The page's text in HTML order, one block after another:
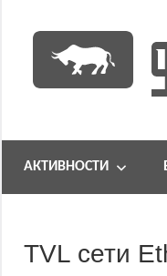
содержимому
портал
АКТИВНОСТИ
TVL сети